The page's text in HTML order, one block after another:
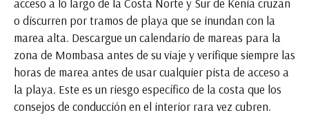
o discurren por tramos de playa que se inundan con la
marea alta. Descargue un calendario de mareas para la
zona de Mombasa antes de su viaje y verifique siempre las
horas de marea antes de usar cualquier pista de acceso a
la playa. Este es un riesgo específico de la costa que los
consejos de conducción en el interior rara vez cubren.